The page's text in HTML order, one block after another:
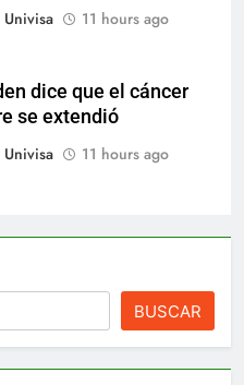
Univisa
11 hours ago
dice que el cáncer
se extendió
Univisa
11 hours ago
BUSCAR